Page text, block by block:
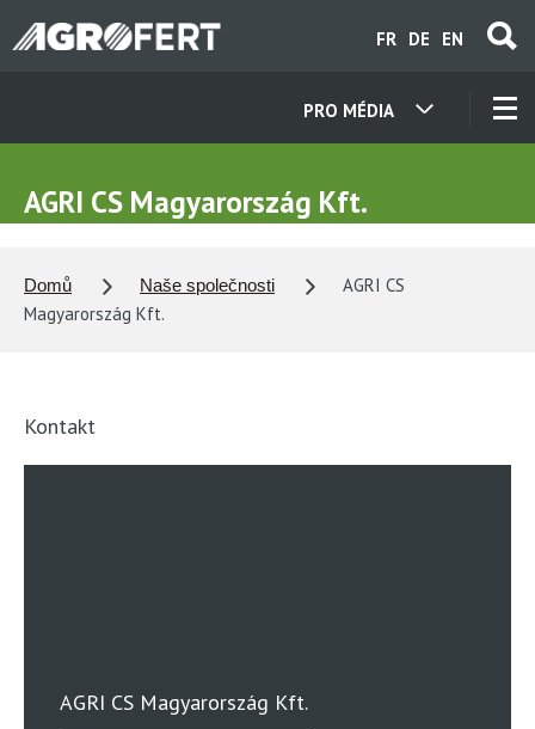
EN
DE
FR
PRO MÉDIA
KONTAKTY
O NÁS
AKTUALITY
AGRI CS Magyarország Kft.
Domů Naše společnosti
AGRI CS
Magyarország Kft.
Kontakt
AGRI CS Magyarország Kft.